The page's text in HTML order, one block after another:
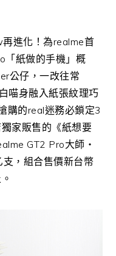
再進化！為realme首
「紙做的手機」概
公仔，一改往常
喵身融入紙張紋理巧
購的real迷務必鎖定3
家販售的《紙想要
GT2 Pro大師‧
支，組合售價新台幣